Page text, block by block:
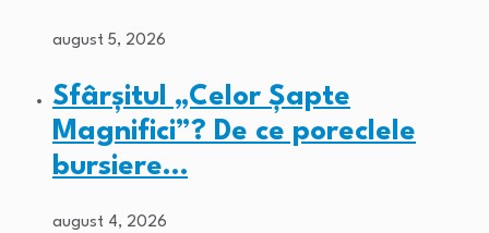
august 5, 2026
Sfârșitul „Celor Șapte
Magnifici”? De ce poreclele
bursiere…
august 4, 2026